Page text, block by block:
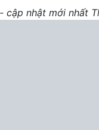
cập nhật mới nhất